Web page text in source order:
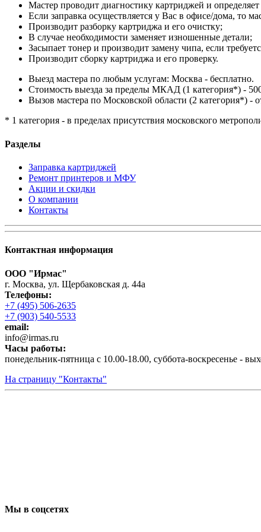
Мастер проводит диагностику картриджей и
Если заправка осуществляется у Вас в офисе/дома, то
Производит разборку картриджа и его очистку;
В случае необходимости заменяет изношенные детали;
Засыпает тонер и производит замену чипа, если
Производит сборку картриджа и его проверку.
Выезд мастера по любым услугам: Москва - бесплатно.
Стоимость выезда за пределы МКАД (1 категория*) -
Вызов мастера по Московской области (2 категория*) -
* 1 категория - в пределах присутствия московского
Разделы
Заправка картриджей
Ремонт принтеров и МФУ
Акции и скидки
О компании
Контакты
Контактная информация
ООО "Ирмас"
г. Москва, ул. Щербаковская д. 44а
Телефоны:
+7 (495) 506-2635
+7 (903) 540-5533
email:
infо@irmas.ru
Часы работы:
понедельник-пятница с 10.00-18.00, суббота-воскресенье -
На страницу "Контакты"
Мы в соцсетях